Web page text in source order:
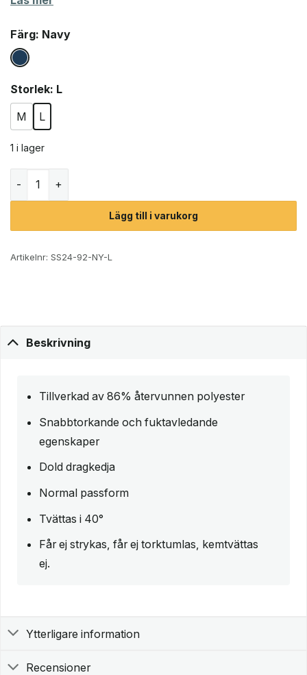
Färg: Navy
Storlek: L
M
L
1 i lager
Lägg till i varukorg
Artikelnr: SS24-92-NY-L
Beskrivning
Tillverkad av 86% återvunnen polyester
Snabbtorkande och fuktavledande
egenskaper
Dold dragkedja
Normal passform
Tvättas i 40°
Får ej strykas, får ej torktumlas, kemtvättas
ej.
Ytterligare information
Recensioner